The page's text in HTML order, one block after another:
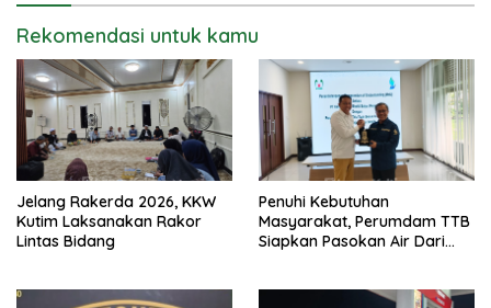
Rekomendasi untuk kamu
Jelang Rakerda 2026, KKW
Kutim Laksanakan Rakor
Lintas Bidang
Penuhi Kebutuhan
Masyarakat, Perumdam TTB
Siapkan Pasokan Air Dari